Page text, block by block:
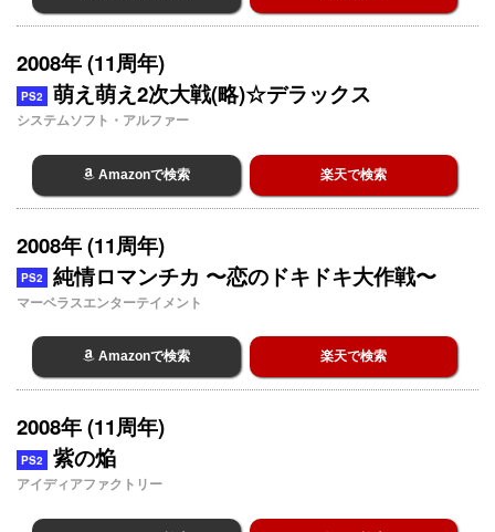
2008年 (11周年)
PS2 萌え萌え2次大戦(略)☆デラックス
システムソフト・アルファー
Amazonで検索 楽天で検索
2008年 (11周年)
PS2 純情ロマンチカ 〜恋のドキドキ大作戦〜
マーベラスエンターテイメント
Amazonで検索 楽天で検索
2008年 (11周年)
PS2 紫の焔
アイディアファクトリー